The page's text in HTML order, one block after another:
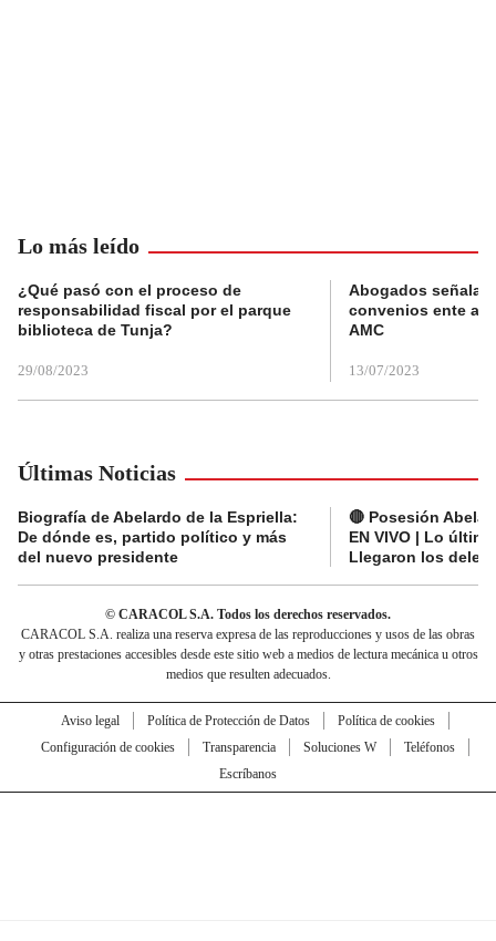
Lo más leído
¿Qué pasó con el proceso de
responsabilidad fiscal por el parque
biblioteca de Tunja?
29/08/2023
Abogados
convenios ente
AMC
13/07/2023
Últimas Noticias
Biografía de Abelardo de la Espriella:
De dónde es, partido político y más
del nuevo presidente
🔴 Posesión
EN VIVO | Lo
Llegaron los
© CARACOL S.A. Todos los derechos reservados.
CARACOL S.A. realiza una reserva expresa de las reproducciones y usos de las obras
y otras prestaciones accesibles desde este sitio web a medios de lectura mecánica u otros
medios que resulten adecuados.
Aviso legal Política de Protección de Datos
Política de cookies
Configuración de cookies
Transparencia Soluciones W
Teléfonos
Escríbanos